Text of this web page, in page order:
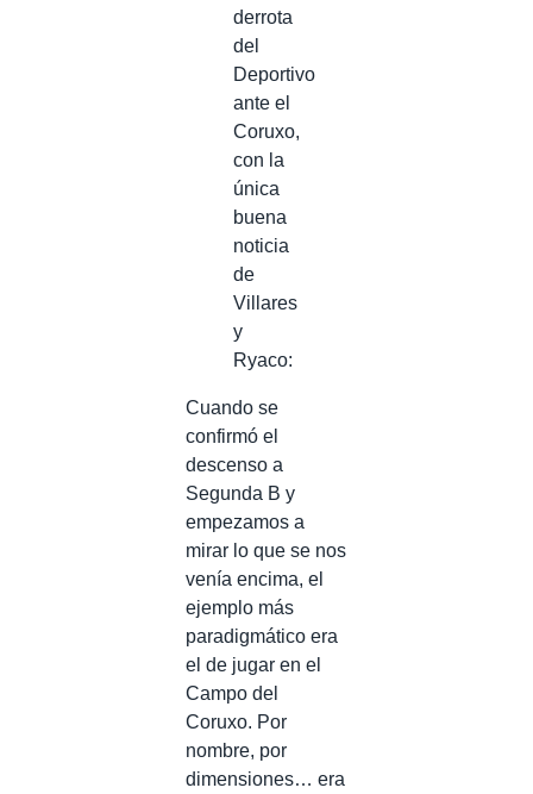
derrota
del
Deportivo
ante el
Coruxo,
con la
única
buena
noticia
de
Villares
y
Ryaco:
Cuando se
confirmó el
descenso a
Segunda B y
empezamos a
mirar lo que se nos
venía encima, el
ejemplo más
paradigmático era
el de jugar en el
Campo del
Coruxo. Por
nombre, por
dimensiones… era